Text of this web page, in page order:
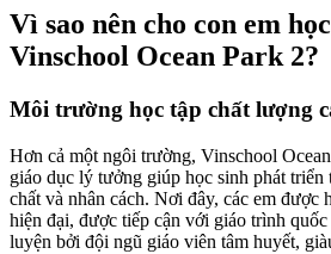
Vì sao nên cho con em
Vinschool Ocean Park 2?
Môi trường học tập chất lượng
Hơn cả một ngôi trường, Vinschool
giáo dục lý tưởng giúp học sinh phát triển
chất và nhân cách. Nơi đây, các em được
hiện đại, được tiếp cận với giáo trình
luyện bởi đội ngũ giáo viên tâm huyết,